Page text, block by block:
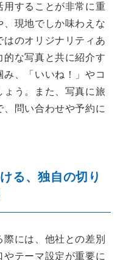
用することが非常に重
現地でしか味わえな
はのオリジナリティあ
な写真と共に紹介す
、「いいね！」やコ
ょう。また、写真に旅
問い合わせや予約に
る、独自の切り
には、他社との差別
テーマ設定が重要に